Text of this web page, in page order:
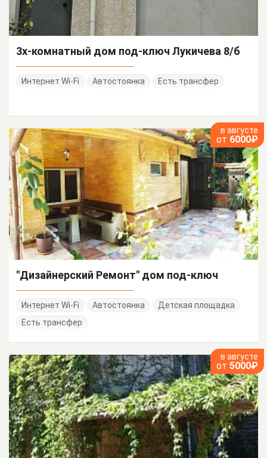
3х-комнатный дом под-ключ Лукичева 8/б
Интернет Wi-Fi Автостоянка Есть трансфер
в августе
от 6000₽
"Дизайнерский Ремонт" дом под-ключ
Интернет Wi-Fi Автостоянка
Детская площадка
Есть трансфер
в августе
от 5000₽